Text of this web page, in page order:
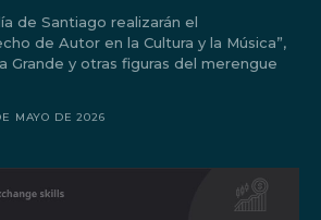
out!
de Santiago realizarán el
de Autor en la Cultura y la Música”,
Grande y otras figuras del merengue
MAYO DE 2026